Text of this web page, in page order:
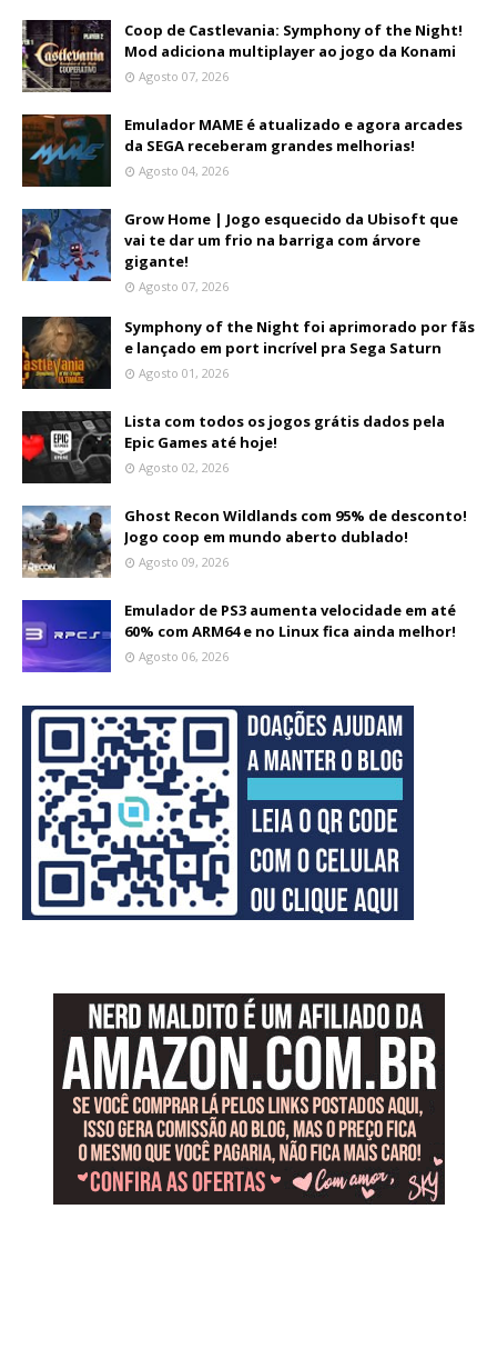
Coop de Castlevania: Symphony of the Night!
Mod adiciona multiplayer ao jogo da Konami
Agosto 07, 2026
Emulador MAME é atualizado e agora arcades
da SEGA receberam grandes melhorias!
Agosto 04, 2026
Grow Home | Jogo esquecido da Ubisoft que
vai te dar um frio na barriga com árvore
gigante!
Agosto 07, 2026
Symphony of the Night foi aprimorado por fãs
e lançado em port incrível pra Sega Saturn
Agosto 01, 2026
Lista com todos os jogos grátis dados pela
Epic Games até hoje!
Agosto 02, 2026
Ghost Recon Wildlands com 95% de desconto!
Jogo coop em mundo aberto dublado!
Agosto 09, 2026
Emulador de PS3 aumenta velocidade em até
60% com ARM64 e no Linux fica ainda melhor!
Agosto 06, 2026